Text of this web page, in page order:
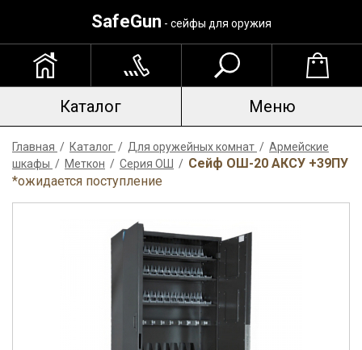
SafeGun - сейфы для оружия
Каталог Меню
Главная / Каталог / Для оружейных комнат / Армейские
шкафы / Меткон / Серия ОШ / Сейф ОШ-20 АКCУ +39ПУ
*ожидается поступление